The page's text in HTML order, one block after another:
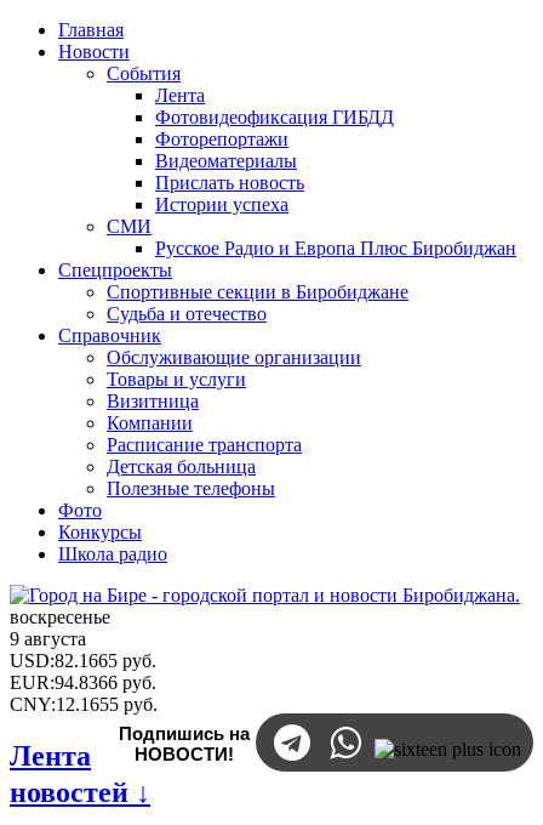
Главная
Новости
События
Лента
Фотовидеофиксация ГИБДД
Фоторепортажи
Видеоматериалы
Прислать новость
Истории успеха
СМИ
Русское Радио и Европа Плюс Биробиджан
Спецпроекты
Спортивные секции в Биробиджане
Судьба и отечество
Справочник
Обслуживающие организации
Товары и услуги
Визитница
Компании
Расписание транспорта
Детская больница
Полезные телефоны
Фото
Конкурсы
Школа радио
воскресенье
9 августа
USD:82.1665 руб.
EUR:94.8366 руб.
CNY:12.1655 руб.
Подпишись на
НОВОСТИ!
Лента
новостей ↓